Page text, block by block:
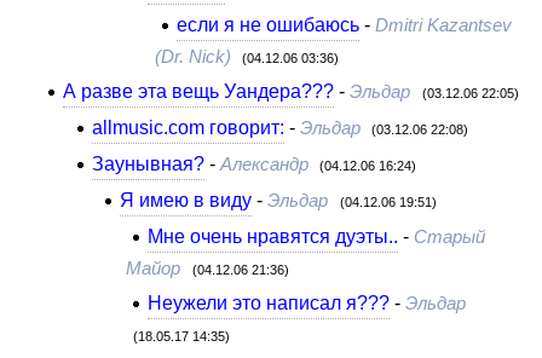
если я не ошибаюсь- Dmitri Kazantsev
(Dr. Nick)
(04.12.06 03:36)
А разве эта вещь Уандера??? -Эльдар (03.12.06 22:05)
allmusic.com говорит: - Эльдар (03.12.06 22:08)
Заунывная?- Александр (04.12.06 16:24)
Я имею в виду- Эльдар (04.12.06 19:51)
Мне очень нравятся дуэты.. - Старый
Майор
(04.12.06 21:36)
Неужели это написал я??? -Эльдар
(18.05.17 14:35)